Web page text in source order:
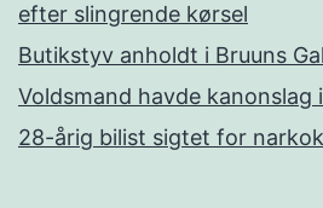
efter slingrende kørsel
Butikstyv anholdt i Bruuns
Voldsmand havde kanonslag
28-årig bilist sigtet for